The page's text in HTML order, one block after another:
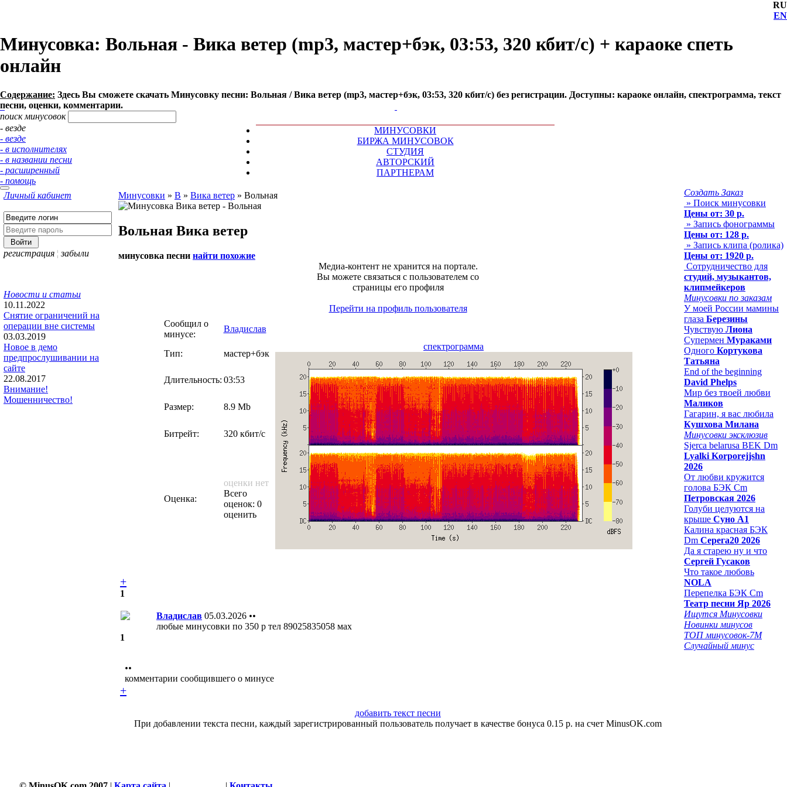
RU
EN
Минусовка: Вольная - Вика ветер (mp3, мастер+бэк, 03:53, 320 кбит/с) + караоке спеть
онлайн
Содержание: Здесь Вы сможете cкачать Минусовку песни: Вольная / Вика ветер (mp3, мастер+бэк, 03:53, 320 кбит/с) без регистрации. Доступны: караоке онлайн, спектрограмма, текст
песни, оценки, комментарии.
поиск минусовок
- везде
- везде
- в исполнителях
- в названии песни
- расширенный
- помощь
МИНУСОВКИ
БИРЖА МИНУСОВОК
СТУДИЯ
АВТОРСКИЙ
ПАРТНЕРАМ
Личный кабинет
регистрация ¦ забыли
Новости и статьи
10.11.2022
Снятие ограничений на
операции вне системы
03.03.2019
Новое в демо
предпрослушивании на
сайте
22.08.2017
Внимание!
Мошенничество!
Минусовки » В » Вика ветер » Вольная
Вольная Вика ветер
минусовка песни найти похожие
Медиа-контент не хранится на портале.
Вы можете связаться с пользователем со
страницы его профиля
Перейти на профиль пользователя
Сообщил о
минусе:
Владислав
Тип: мастер+бэк
спектрограмма
Длительность: 03:53
Размер: 8.9 Mb
Битрейт: 320 кбит/с
Оценка:
оценки нет
Всего
оценок: 0
оценить
+
1
Владислав 05.03.2026 ••
любые минусовки по 350 р тел 89025835058 мах
1
••
комментарии сообщившего о минусе
+
добавить текст песни
При добавлении текста песни, каждый зарегистрированный пользователь получает в качестве бонуса 0.15 р. на счет MinusOK.com
Создать Заказ
» Поиск минусовки
Цены от: 30 р.
» Запись фонограммы
Цены от: 128 р.
» Запись клипа (ролика)
Цены от: 1920 р.
Сотрудничество для
студий, музыкантов,
клипмейкеров
Минусовки по заказам
У моей России мамины
глаза Березины
Чувствую Лиона
Супермен Мураками
Одного Кортукова
Татьяна
End of the beginning
David Phelps
Мир без твоей любви
Маликов
Гагарин, я вас любила
Кушхова Милана
Минусовки эксклюзив
Sjerca belarusa BEK Dm
Lyalki Korporejjshn
2026
От любви кружится
голова БЭК Cm
Петровская 2026
Голуби целуются на
крыше Суно А1
Калина красная БЭК
Dm Серега20 2026
Да я старею ну и что
Сергей Гусаков
Что такое любовь
NOLA
Перепелка БЭК Cm
Театр песни Яр 2026
Ищутся Минусовки
Новинки минусов
ТОП минусовок-7M
Случайный минус